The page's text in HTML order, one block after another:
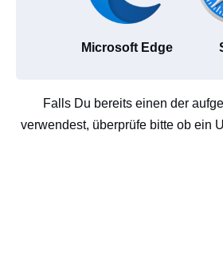
Microsoft Edge
Falls Du bereits einen der
verwendest, überprüfe bitte ob ein